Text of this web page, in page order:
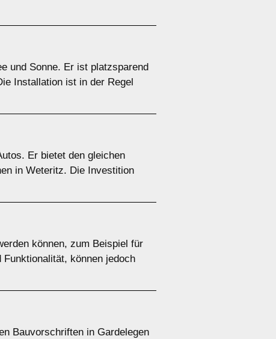
und Sonne. Er ist platzsparend
Installation ist in der Regel
Er bietet den gleichen
in Weteritz. Die Investition
können, zum Beispiel für
können jedoch
Bauvorschriften in Gardelegen